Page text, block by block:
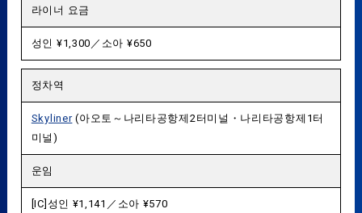
라이너 요금
성인 ¥1,300／소아 ¥650
정차역
Skyliner(아오토～나리타공항제2터미널・나리타공항제1터
미널)
운임
[IC]성인 ¥1,141／소아 ¥570